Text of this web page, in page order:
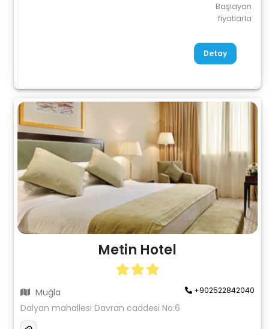
Başlayan
fiyatlarla
Detay
Metin Hotel
Muğla +902522842040
Dalyan mahallesi Davran caddesi No:6